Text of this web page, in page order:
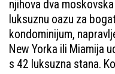
njihova dva
luksuznu oazu za
kondominijum,
New Yorka ili Miamija
s 42 luksuzna stana.